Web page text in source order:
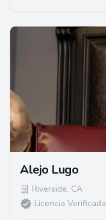
Alejo Lugo
Riverside, CA
Licencia Verificada